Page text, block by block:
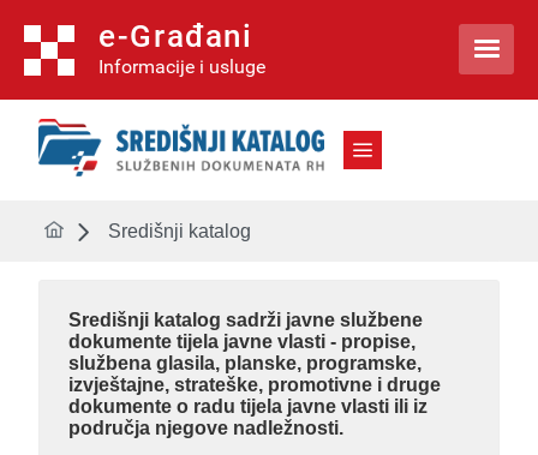
e-Građani
Informacije i usluge 
Središnji katalog
Središnji katalog sadrži javne službene
dokumente tijela javne vlasti - propise,
službena glasila, planske, programske,
izvještajne, strateške, promotivne i druge
dokumente o radu tijela javne vlasti ili iz
područja njegove nadležnosti.